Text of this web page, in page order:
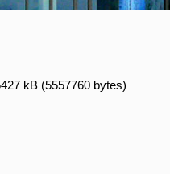
kB (5557760 bytes)